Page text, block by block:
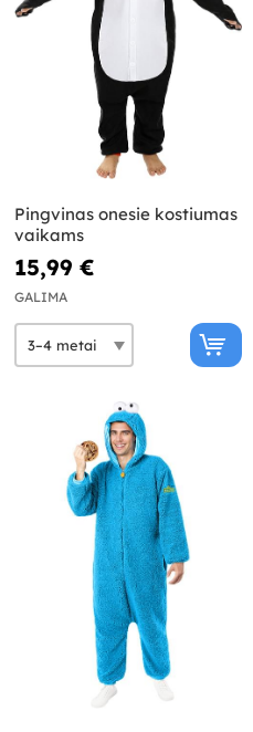
Pingvinas onesie kostiumas
vaikams
15,99 €
GALIMA